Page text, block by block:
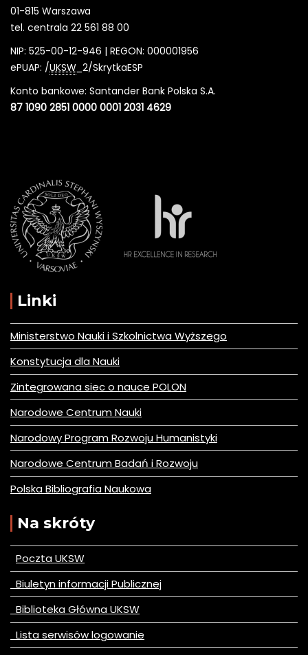
01-815 Warszawa
tel. centrala 22 561 88 00
NIP: 525-00-12-946 | REGON: 000001956
ePUAP: /UKSW _2/SkrytkaESP
Konto bankowe: Santander Bank Polska S.A.
87 1090 2851 0000 0001 2031 4629
Linki
Ministerstwo Nauki i Szkolnictwa Wyższego
Konstytucja dla Nauki
Zintegrowana siec o nauce POLON
Narodowe Centrum Nauki
Narodowy Program Rozwoju Humanistyki
Narodowe Centrum Badań i Rozwoju
Polska Bibliografia Naukowa
Na skróty
Poczta UKSW
Biuletyn informacji Publicznej
Biblioteka Główna UKSW
Lista serwisów logowanie